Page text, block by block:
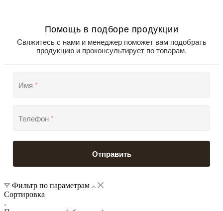
Помощь в подборе продукции
Свяжитесь с нами и менеджер поможет вам подобрать
продукцию и проконсультирует по товарам.
Имя *
Телефон*
Отправить
Фильтр по параметрам
Сортировка